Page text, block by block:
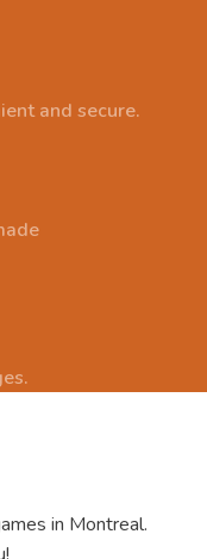
and secure.
in Montreal.